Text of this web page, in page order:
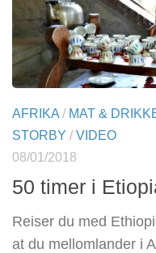
AFRIKA / MAT &
STORBY / VIDEO
08/01/2018
50 timer i
Reiser du med
at du mellomlander i